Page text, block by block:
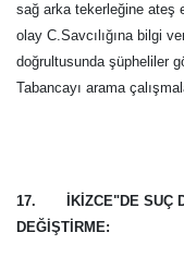
sağ arka tekerleğine ateş
olay C.Savcılığına bilgi
doğrultusunda şüpheliler
Tabancayı arama
17. İKİZCE"DE SUÇ
DEĞİŞTİRME: